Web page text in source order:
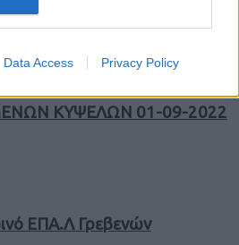
Data Access Privacy Policy
ΚΥΨΕΛΩΝ 01-09-2022
ΕΠΑ.Λ Γρεβενών